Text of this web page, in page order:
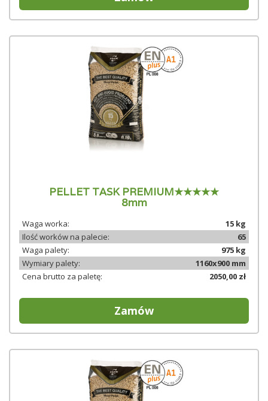
PELLET TASK PREMIUM★★★★★
8mm
Waga worka:
15 kg
Ilość worków na palecie:
65
Waga palety:
975 kg
Wymiary palety:
1160x900 mm
Cena brutto za paletę:
2050,00 zł
Zamów